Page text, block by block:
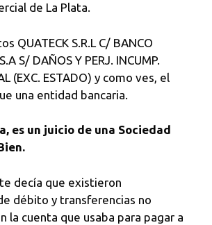
de La Plata.
QUATECK S.R.L C/ BANCO
S/ DAÑOS Y PERJ. INCUMP.
(EXC. ESTADO) y como ves, el
una entidad bancaria.
es un juicio de una Sociedad
decía que existieron
débito y transferencias no
la cuenta que usaba para pagar a